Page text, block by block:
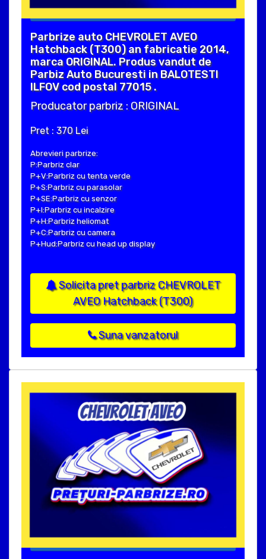
Parbrize auto CHEVROLET AVEO
Hatchback (T300) an fabricatie 2014,
marca ORIGINAL. Produs vandut de
Parbiz Auto Bucuresti in BALOTESTI
ILFOV cod postal 77015 .
Producator parbriz : ORIGINAL
Pret : 370 Lei
Abrevieri parbrize:
P:Parbriz clar
P+V:Parbriz cu tenta verde
P+S:Parbriz cu parasolar
P+SE:Parbriz cu senzor
P+I:Parbriz cu incalzire
P+H:Parbriz heliomat
P+C:Parbriz cu camera
P+Hud:Parbriz cu head up display
Solicita pret parbriz CHEVROLET
AVEO Hatchback (T300)
Suna vanzatorul